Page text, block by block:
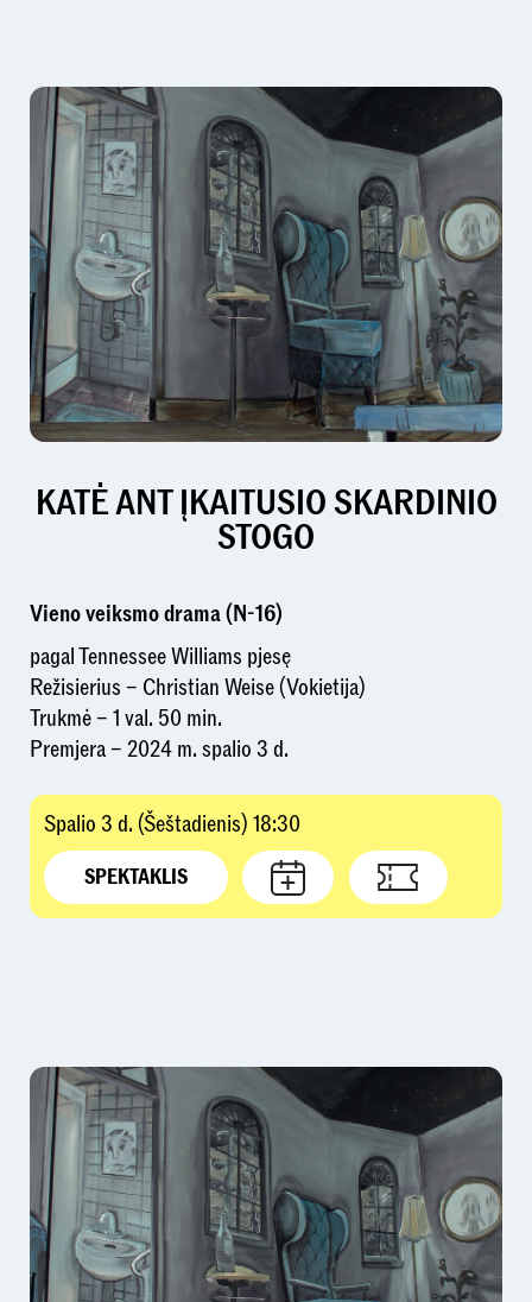
KATĖ ANT ĮKAITUSIO SKARDINIO
STOGO
Vieno veiksmo drama (N-16)
pagal Tennessee Williams pjesę
Režisierius – Christian Weise (Vokietija)
Trukmė – 1 val. 50 min.
Premjera – 2024 m. spalio 3 d.
Spalio 3 d. (Šeštadienis) 18:30
SPEKTAKLIS